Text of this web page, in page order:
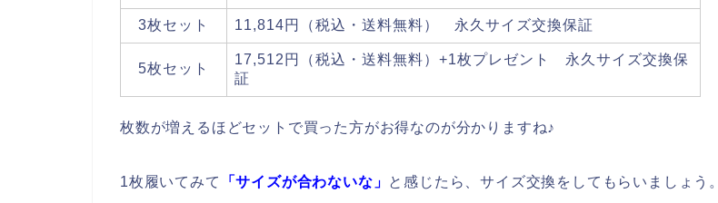
3枚セット 11,814円（税込・送料無料） 永久サイズ交換保証
5枚セット
17,512円（税込・送料無料）+1枚プレゼント 永久サイズ交換保
証
枚数が増えるほどセットで買った方がお得なのが分かりますね♪
1枚履いてみて 「サイズが合わないな」 と感じたら、サイズ交換をしてもらいましょう。